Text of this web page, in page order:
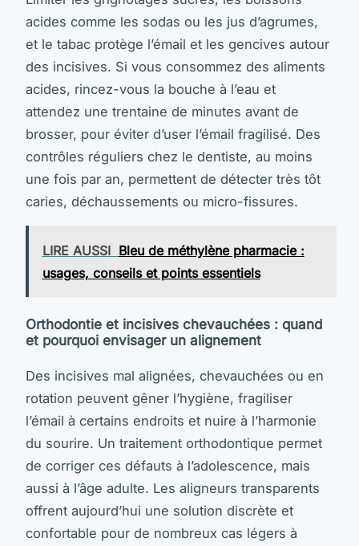
acides comme les sodas ou les jus d’agrumes,
et le tabac protège l’émail et les gencives autour
des incisives. Si vous consommez des aliments
acides, rincez-vous la bouche à l’eau et
attendez une trentaine de minutes avant de
brosser, pour éviter d’user l’émail fragilisé. Des
contrôles réguliers chez le dentiste, au moins
une fois par an, permettent de détecter très tôt
caries, déchaussements ou micro-fissures.
LIRE AUSSI Bleu de méthylène pharmacie :
usages, conseils et points essentiels
Orthodontie et incisives chevauchées : quand
et pourquoi envisager un alignement
Des incisives mal alignées, chevauchées ou en
rotation peuvent gêner l’hygiène, fragiliser
l’émail à certains endroits et nuire à l’harmonie
du sourire. Un traitement orthodontique permet
de corriger ces défauts à l’adolescence, mais
aussi à l’âge adulte. Les aligneurs transparents
offrent aujourd’hui une solution discrète et
confortable pour de nombreux cas légers à